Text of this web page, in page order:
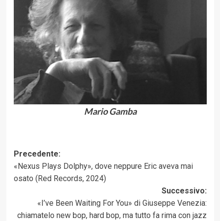
Mario Gamba
Navigazione
articolo
Precedente:
«Nexus Plays Dolphy», dove neppure Eric aveva mai
osato (Red Records, 2024)
Successivo:
«I’ve Been Waiting For You» di Giuseppe Venezia:
chiamatelo new bop, hard bop, ma tutto fa rima con jazz